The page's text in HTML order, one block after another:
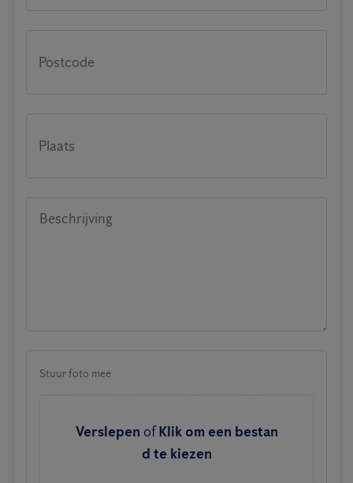
Postcode
Plaats
Beschrijving
Stuur foto mee
Verslepen of Klik om een bestan
d te kiezen